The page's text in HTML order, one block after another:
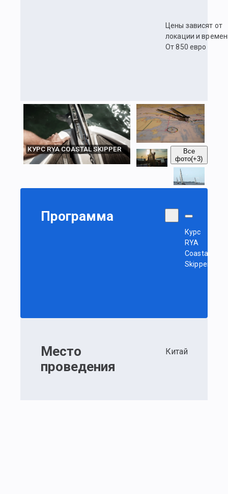
Цены зависят от
локации и
От 850 евро
КУРС RYA COASTAL SKIPPER
Все
фото(+3)
Программа
Курс
RYA
Coastal
Skipper
Место
проведения
Китай